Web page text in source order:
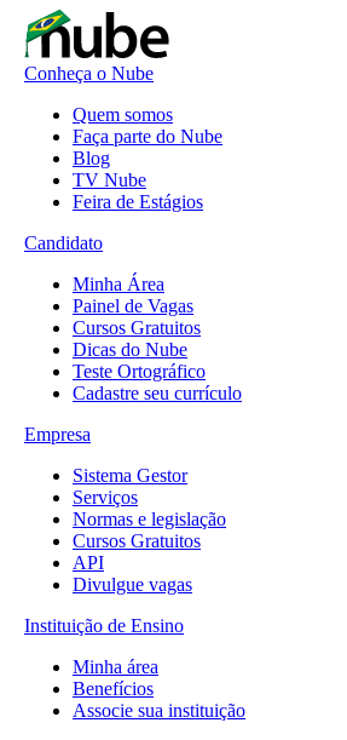
Conheça o Nube
Quem somos
Faça parte do Nube
Blog
TV Nube
Feira de Estágios
Candidato
Minha Área
Painel de Vagas
Cursos Gratuitos
Dicas do Nube
Teste Ortográfico
Cadastre seu currículo
Empresa
Sistema Gestor
Serviços
Normas e legislação
Cursos Gratuitos
API
Divulgue vagas
Instituição de Ensino
Minha área
Benefícios
Associe sua instituição